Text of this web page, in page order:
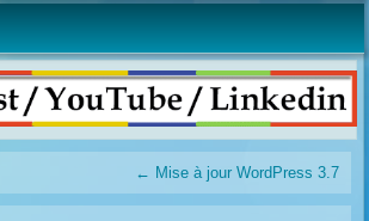
← Mise à jour WordPress 3.7